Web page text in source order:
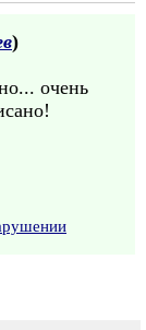
)
очень